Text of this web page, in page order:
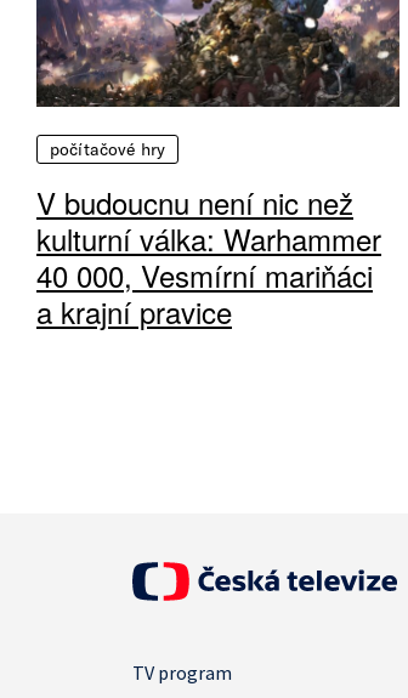
počítačové hry
V budoucnu není nic než
kulturní válka: Warhammer
40 000, Vesmírní mariňáci
a krajní pravice
TV program